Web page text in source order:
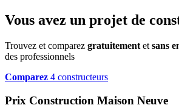
Vous avez un projet de
Trouvez et comparez gratuitement et sans
des professionnels
Comparez 4 constructeurs
Prix Construction Maison Neuve